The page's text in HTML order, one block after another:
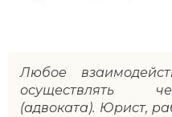
Любое
осуществлять
(адвоката). Юрист,